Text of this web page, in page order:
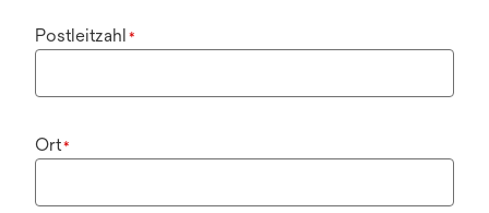
Postleitzahl *
Ort*